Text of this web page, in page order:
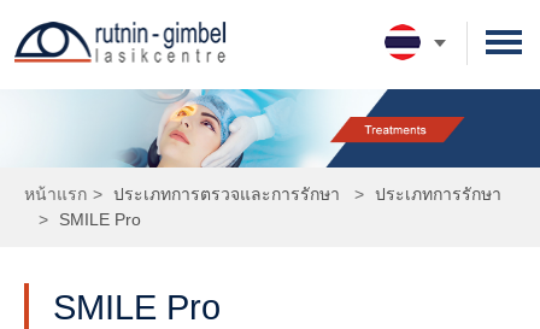
ดวงตาของเรา
ประเภทการตรวจและการรักษา
การตรวจหลังผ่าตัด
ประเภทการรักษา
ทีมจักษุแพทย์
Femtosecond Laser
นัดหมายแพทย์
หน้าแรก > ประเภทการตรวจและการรักษา > ประเภทการรักษา
>
SMILE Pro
SMILE Pro